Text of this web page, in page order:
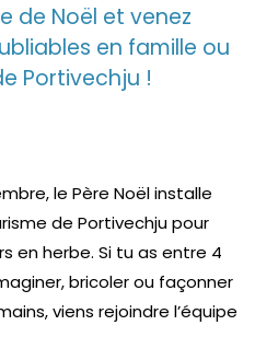
de Noël et venez
en famille ou
Portivechju !
le Père Noël installe
de Portivechju pour
en herbe. Si tu as entre 4
bricoler ou façonner
viens rejoindre l’équipe